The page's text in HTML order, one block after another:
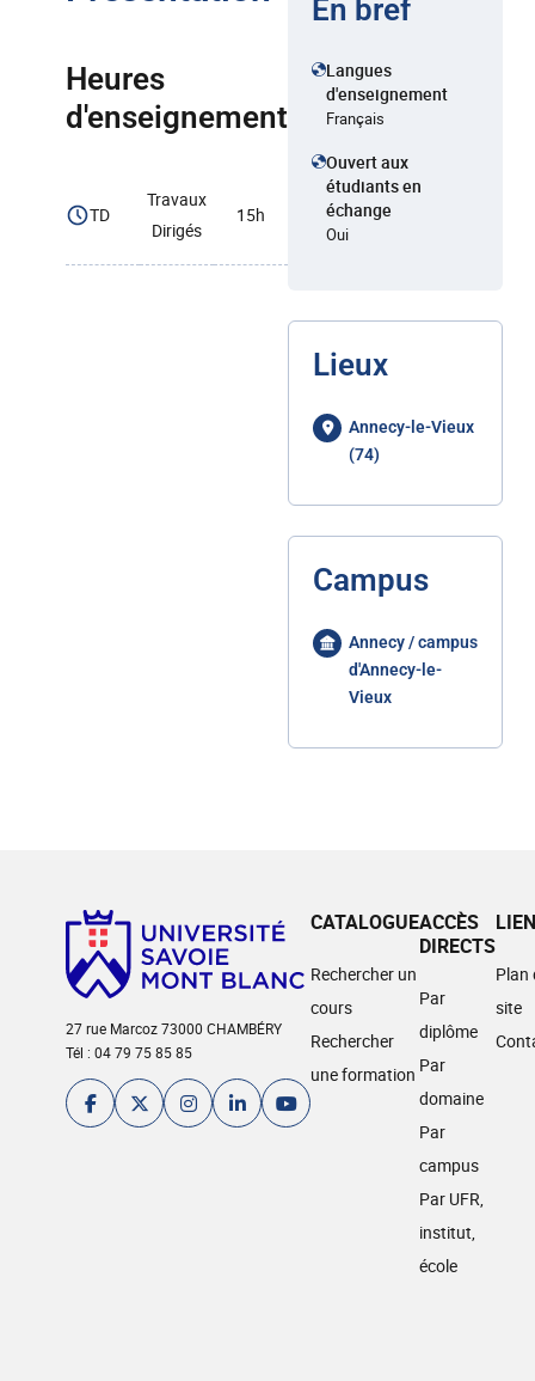
Heures
d'enseignement
TD
Travaux
Dirigés
15h
En bref
Langues
d'enseignement
Français
Ouvert aux
étudiants en
échange
Oui
Lieux
Annecy-le-Vieux
(74)
Campus
Annecy / campus
d'Annecy-le-
Vieux
27 rue Marcoz 73000 CHAMBÉRY
Tél : 04 79 75 85 85
CATALOGUE
Rechercher un
cours
Rechercher
une formation
ACCÈS
DIRECTS
Par
diplôme
Par
domaine
Par
campus
Par UFR,
institut,
école
Plan
site